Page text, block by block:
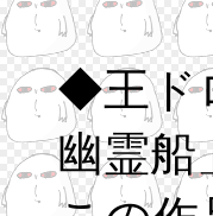
◆王ドロ
幽霊船